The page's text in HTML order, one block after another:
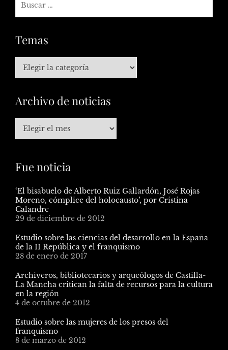
Temas
Archivo de noticias
Fue noticia
‘El bisabuelo de Alberto Ruiz Gallardón, José Rojas
Moreno, cómplice del holocausto’, por Cristina
Calandre
29 de diciembre de 2012
Estudio sobre las ciencias del desarrollo en la España
de la II República y el franquismo
28 de enero de 2017
Archiveros, bibliotecarios y arqueólogos de Castilla-
La Mancha critican la falta de recursos para la cultura
en la región
4 de octubre de 2012
Estudio sobre las mujeres de los presos del
franquismo
8 de marzo de 2012